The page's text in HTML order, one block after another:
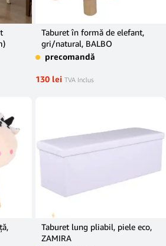
Taburet în formă de elefant,
gri/natural, BALBO
precomandă
130 lei TVA Inclus
Taburet lung pliabil, piele eco,
ZAMIRA